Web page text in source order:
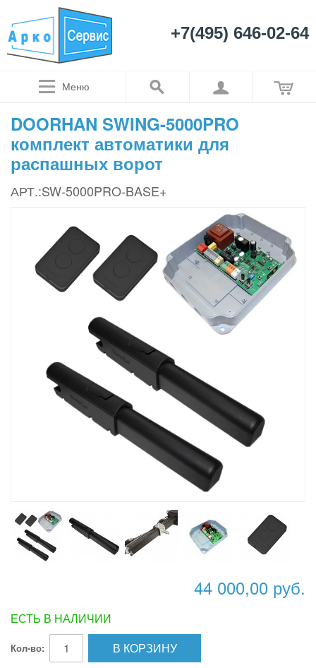
+7(495) 646-02-64
Меню
DOORHAN SWING-5000PRO
комплект автоматики для
распашных ворот
АРТ.:SW-5000PRO-BASE+
44 000,00 руб.
ЕСТЬ В НАЛИЧИИ
Кол-во: В КОРЗИНУ